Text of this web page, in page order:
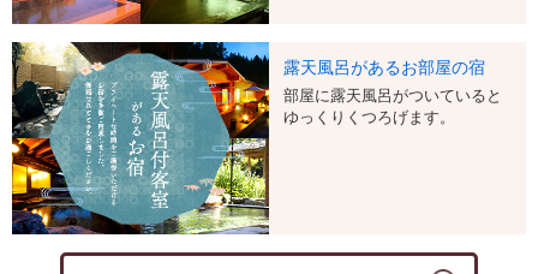
露天風呂があるお部屋の宿
部屋に露天風呂がついていると
ゆっくりくつろげます。